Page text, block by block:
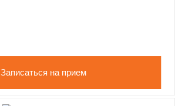
Записаться на прием